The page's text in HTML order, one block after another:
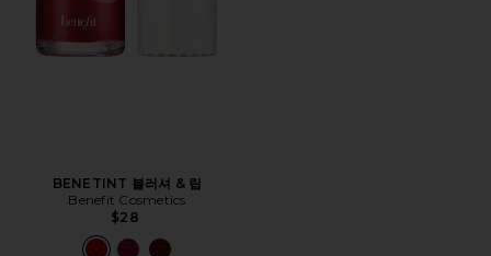
BENETINT 블러셔 & 립
Benefit Cosmetics
$28